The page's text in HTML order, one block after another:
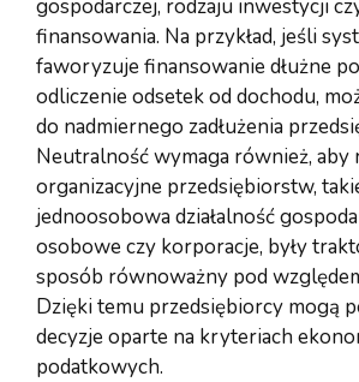
gospodarczej, rodzaju inwestycji
finansowania. Na przykład, jeśli
faworyzuje finansowanie dłużne
odliczenie odsetek od dochodu,
do nadmiernego zadłużenia
Neutralność wymaga również,
organizacyjne przedsiębiorstw,
jednoosobowa działalność
osobowe czy korporacje, były
sposób równoważny pod
Dzięki temu przedsiębiorcy mogą
decyzje oparte na kryteriach
podatkowych.